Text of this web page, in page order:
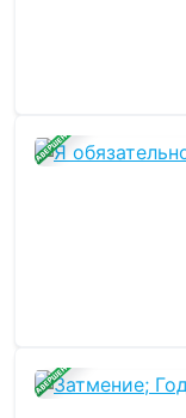
ЗАВЕРШЕНА
ЗАВЕРШЕНА